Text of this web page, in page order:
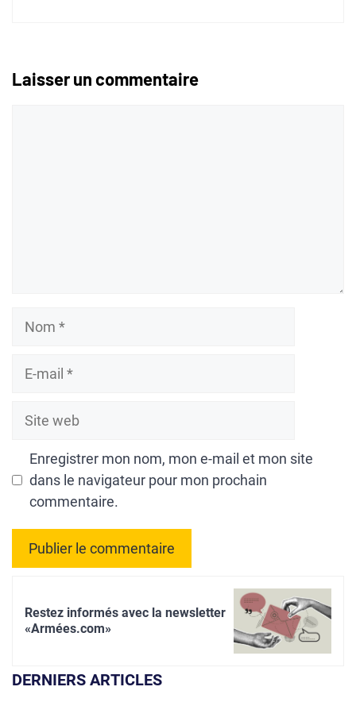
Laisser un commentaire
Site
Enregistrer mon nom, mon e-mail et mon site
dans le navigateur pour mon prochain
commentaire.
r
Restez informés avec la newsletter
«Armées.com»
DERNIERS ARTICLES